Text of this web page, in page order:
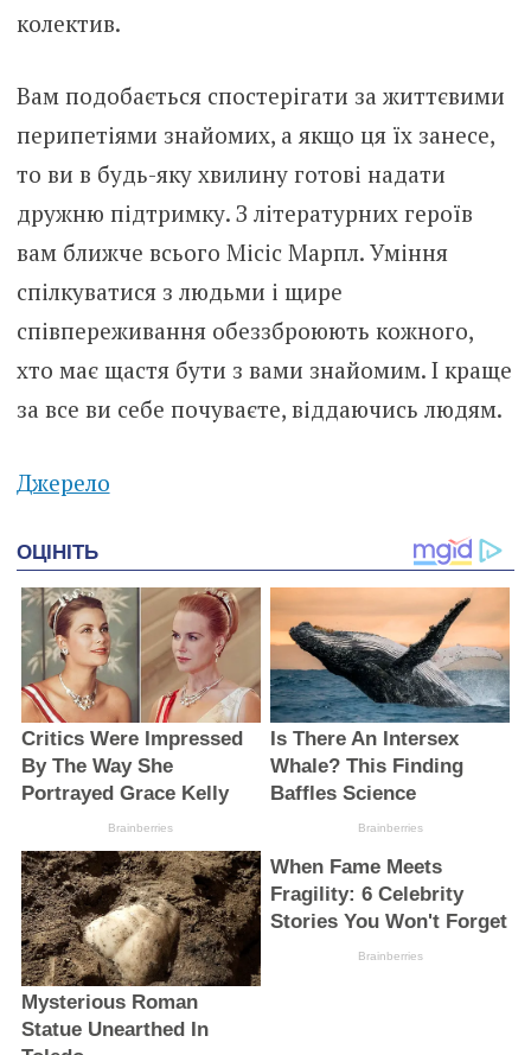
колектив.
Вам подобається спостерігати за життєвими
перипетіями знайомих, а якщо ця їх занесе,
то ви в будь-яку хвилину готові надати
дружню підтримку. З літературних героїв
вам ближче всього Місіс Марпл. Уміння
спілкуватися з людьми і щире
співпереживання обеззброюють кожного,
хто має щастя бути з вами знайомим. І краще
за все ви себе почуваєте, віддаючись людям.
Джерело